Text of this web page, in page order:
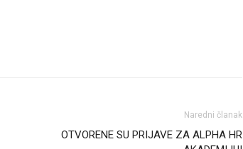
Naredni članak
OTVORENE SU PRIJAVE ZA ALPHA HR